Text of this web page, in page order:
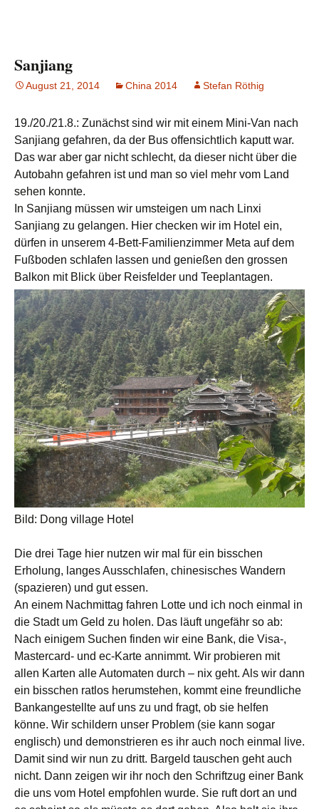
Sanjiang
August 21, 2014 China 2014 Stefan Röthig
19./20./21.8.: Zunächst sind wir mit einem Mini-Van nach
Sanjiang gefahren, da der Bus offensichtlich kaputt war.
Das war aber gar nicht schlecht, da dieser nicht über die
Autobahn gefahren ist und man so viel mehr vom Land
sehen konnte.
In Sanjiang müssen wir umsteigen um nach Linxi
Sanjiang zu gelangen. Hier checken wir im Hotel ein,
dürfen in unserem 4-Bett-Familienzimmer Meta auf dem
Fußboden schlafen lassen und genießen den grossen
Balkon mit Blick über Reisfelder und Teeplantagen.
Bild: Dong village Hotel
Die drei Tage hier nutzen wir mal für ein bisschen
Erholung, langes Ausschlafen, chinesisches Wandern
(spazieren) und gut essen.
An einem Nachmittag fahren Lotte und ich noch einmal in
die Stadt um Geld zu holen. Das läuft ungefähr so ab:
Nach einigem Suchen finden wir eine Bank, die Visa-,
Mastercard- und ec-Karte annimmt. Wir probieren mit
allen Karten alle Automaten durch – nix geht. Als wir dann
ein bisschen ratlos herumstehen, kommt eine freundliche
Bankangestellte auf uns zu und fragt, ob sie helfen
könne. Wir schildern unser Problem (sie kann sogar
englisch) und demonstrieren es ihr auch noch einmal live.
Damit sind wir nun zu dritt. Bargeld tauschen geht auch
nicht. Dann zeigen wir ihr noch den Schriftzug einer Bank
die uns vom Hotel empfohlen wurde. Sie ruft dort an und